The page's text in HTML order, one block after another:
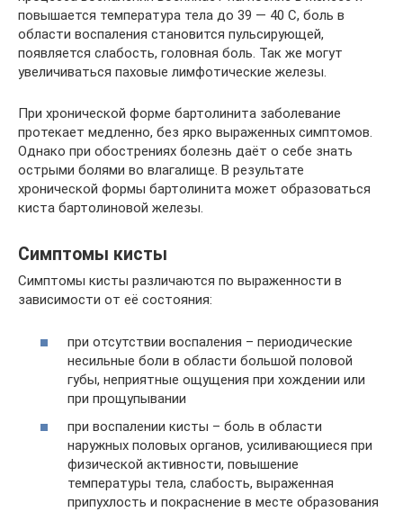
повышается температура тела до 39 — 40 С, боль в
области воспаления становится пульсирующей,
появляется слабость, головная боль. Так же могут
увеличиваться паховые лимфотические железы.
При хронической форме бартолинита заболевание
протекает медленно, без ярко выраженных симптомов.
Однако при обострениях болезнь даёт о себе знать
острыми болями во влагалище. В результате
хронической формы бартолинита может образоваться
киста бартолиновой железы.
Симптомы кисты
Симптомы кисты различаются по выраженности в
зависимости от её состояния:
при отсутствии воспаления – периодические
несильные боли в области большой половой
губы, неприятные ощущения при хождении или
при прощупывании
при воспалении кисты – боль в области
наружных половых органов, усиливающиеся при
физической активности, повышение
температуры тела, слабость, выраженная
припухлость и покраснение в месте образования